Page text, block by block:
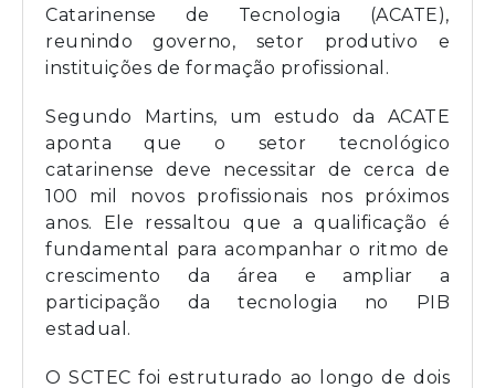
Catarinense de Tecnologia (ACATE),
reunindo governo, setor produtivo e
instituições de formação profissional.
Segundo Martins, um estudo da ACATE
aponta que o setor tecnológico
catarinense deve necessitar de cerca de
100 mil novos profissionais nos próximos
anos. Ele ressaltou que a qualificação é
fundamental para acompanhar o ritmo de
crescimento da área e ampliar a
participação da tecnologia no PIB
estadual.
O SCTEC foi estruturado ao longo de dois